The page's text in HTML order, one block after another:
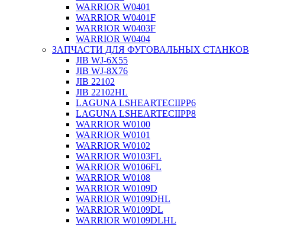
WARRIOR W0401
WARRIOR W0401F
WARRIOR W0403F
WARRIOR W0404
ЗАПЧАСТИ ДЛЯ ФУГОВАЛЬНЫХ СТАНКОВ
JIB WJ-6X55
JIB WJ-8X76
JIB 22102
JIB 22102HL
LAGUNA LSHEARTECIIPP6
LAGUNA LSHEARTECIIPP8
WARRIOR W0100
WARRIOR W0101
WARRIOR W0102
WARRIOR W0103FL
WARRIOR W0106FL
WARRIOR W0108
WARRIOR W0109D
WARRIOR W0109DHL
WARRIOR W0109DL
WARRIOR W0109DLHL